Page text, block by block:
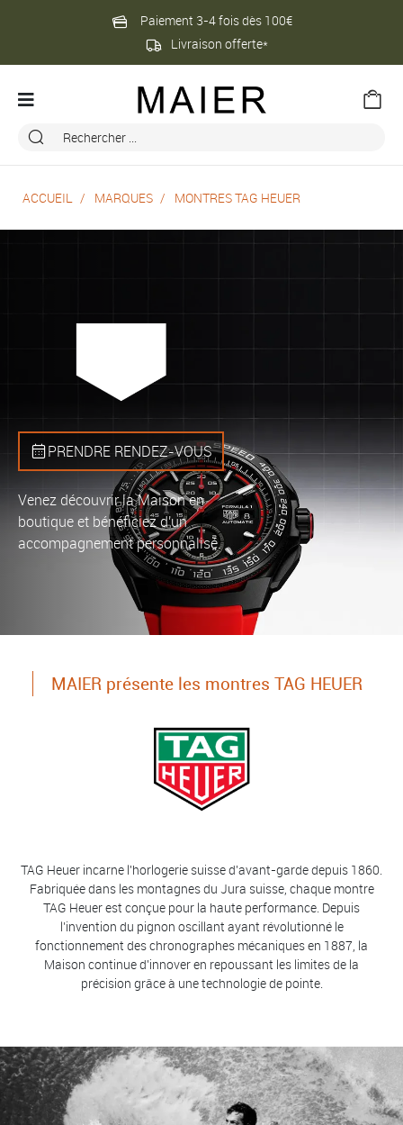
Paiement 3-4 fois dès 100€
Livraison offerte*
ACCUEIL MARQUES MONTRES TAG HEUER
PRENDRE RENDEZ‑VOUS
Venez découvrir la Maison en
boutique et bénéficiez d'un
accompagnement personnalisé.
MAIER présente les montres TAG HEUER
TAG Heuer incarne l'horlogerie suisse d'avant-garde depuis 1860.
Fabriquée dans les montagnes du Jura suisse, chaque montre
TAG Heuer est conçue pour la haute performance. Depuis
l’invention du pignon oscillant ayant révolutionné le
fonctionnement des chronographes mécaniques en 1887, la
Maison continue d'innover en repoussant les limites de la
précision grâce à une technologie de pointe.